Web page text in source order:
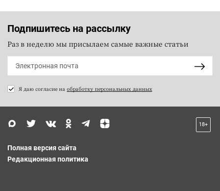
Подпишитесь на рассылку
Раз в неделю мы присылаем самые важные статьи
Я даю согласие на обработку персональных данных
18+
Полная версия сайта
Редакционная политика